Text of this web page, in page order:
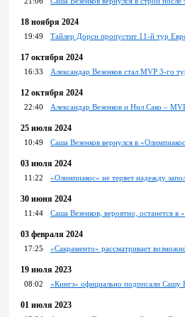
18 ноября 2024
19:49 Тайлер Дорси пропустит 11-й тур
17 октября 2024
16:33 Александар Везенков стал MVP 3-го
12 октября 2024
22:40 Александар Везенков и Нил Сако –
25 июля 2024
10:49 Саша Везенков вернулся в
03 июля 2024
11:22 «Олимпиакос» не теряет надежду
30 июня 2024
11:44 Саша Везенков, вероятно, останется в
03 февраля 2024
17:25 «Сакраменто» рассматривает
19 июля 2023
08:02 «Кингз» официально подписали Сашу
01 июля 2023